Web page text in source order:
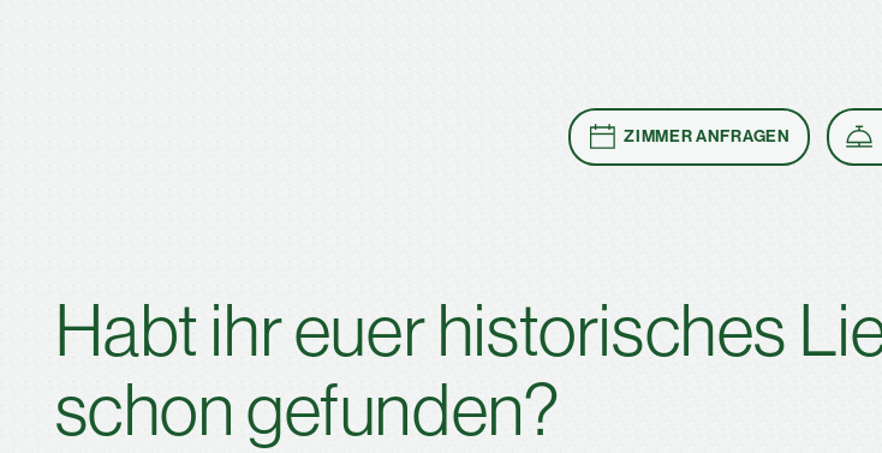
ZIMMER ANFRAGEN
Habt ihr euer historisches
schon gefunden?